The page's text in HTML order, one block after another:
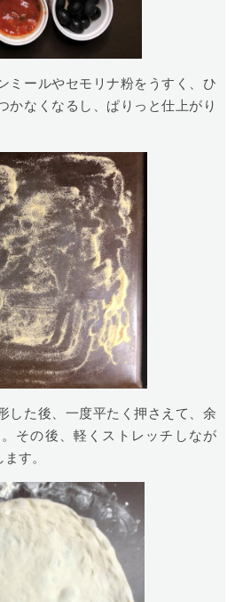
ミールやセモリナ粉をうすく、ひ
かなくなるし、ぱりっと仕上がり
した後、一度平たく押さえて、余
その後、軽くストレッチしなが
す。